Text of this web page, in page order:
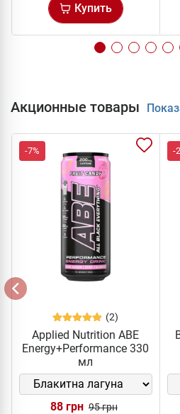
Купить
Акционные товары
-7%
(2)
Applied Nutrition ABE
Energy+Performance 330
мл
88 грн 95 грн
-